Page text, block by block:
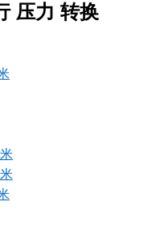
压力 转换